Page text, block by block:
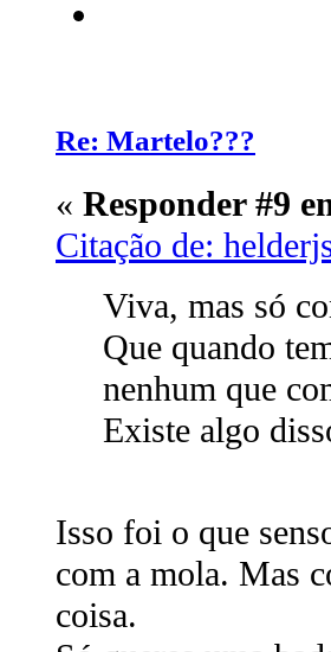
Re: Martelo???
« Responder #9
Citação de:
Viva, mas só
Que quando
nenhum que
Existe algo
Isso foi o que
com a mola. Mas
coisa.